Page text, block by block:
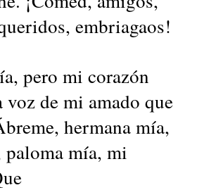
embriagaos!
pero mi corazón
voz de mi amado que
hermana mía,
paloma mía, mi